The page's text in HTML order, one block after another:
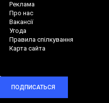
Реклама
Про нас
Вакансії
Угода
Правила спілкування
Карта сайта
ПОДПИСАТЬСЯ